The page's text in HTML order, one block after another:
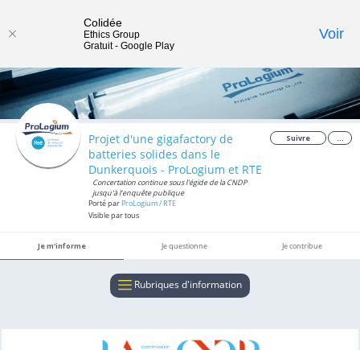
Toggle
Projet d'une gigafactory de
batteries solides dans le
Dunkerquois - ProLogium et RTE
Concertation continue sous l'égide de la CNDP
jusqu'à l’enquête publique
Porté par ProLogium / RTE
Visible par tous
Suivre ...
Je m'informe Je questionne Je contribue
Rubriques d'information
Colidée
Ethics Group
Gratuit - Google Play
Voir